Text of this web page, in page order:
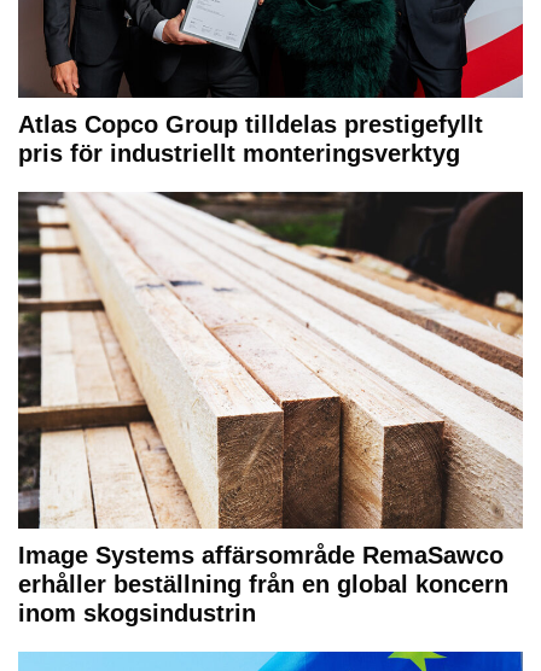
Atlas Copco Group tilldelas prestigefyllt
pris för industriellt monteringsverktyg
Image Systems affärsområde RemaSawco
erhåller beställning från en global koncern
inom skogsindustrin